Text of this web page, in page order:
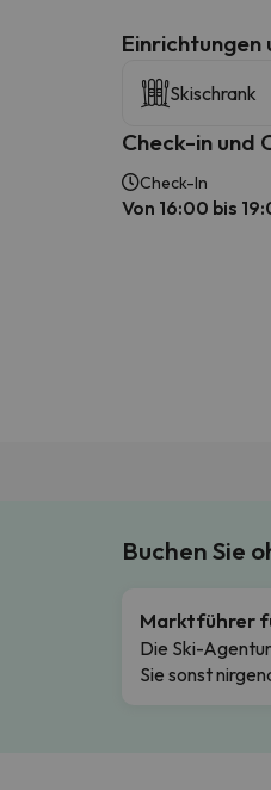
​Einrichtungen
Skischrank
Check-in und
Check-In
Von 16:00 bis
Buchen Sie
Marktführer
Die Ski-
Sie sonst